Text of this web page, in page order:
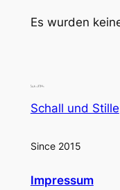
Es wurden
Schall und Stille
Since 2015
Impressum